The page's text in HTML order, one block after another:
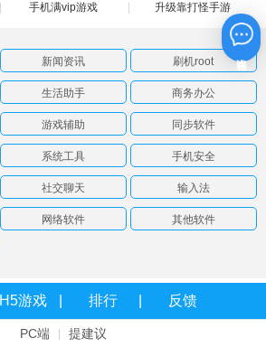
游
手机满vip游戏 升级靠打怪手游
新闻资讯 刷机root
生活助手 商务办公
游戏辅助 同步软件
系统工具 手机安全
社交聊天 输入法
网络软件 其他软件
H5游戏 排行 反馈
PC端 提建议